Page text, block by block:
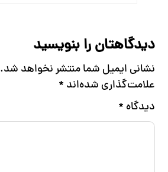
دیدگاهتان را بنویسید
نشانی ایمیل شما منتشر نخواهد شد.
علامت‌گذاری شده‌اند *
دیدگاه *